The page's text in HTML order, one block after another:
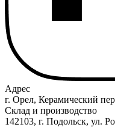
Адрес
г. Орел, Керамический
Склад и производство
142103, г. Подольск, ул.